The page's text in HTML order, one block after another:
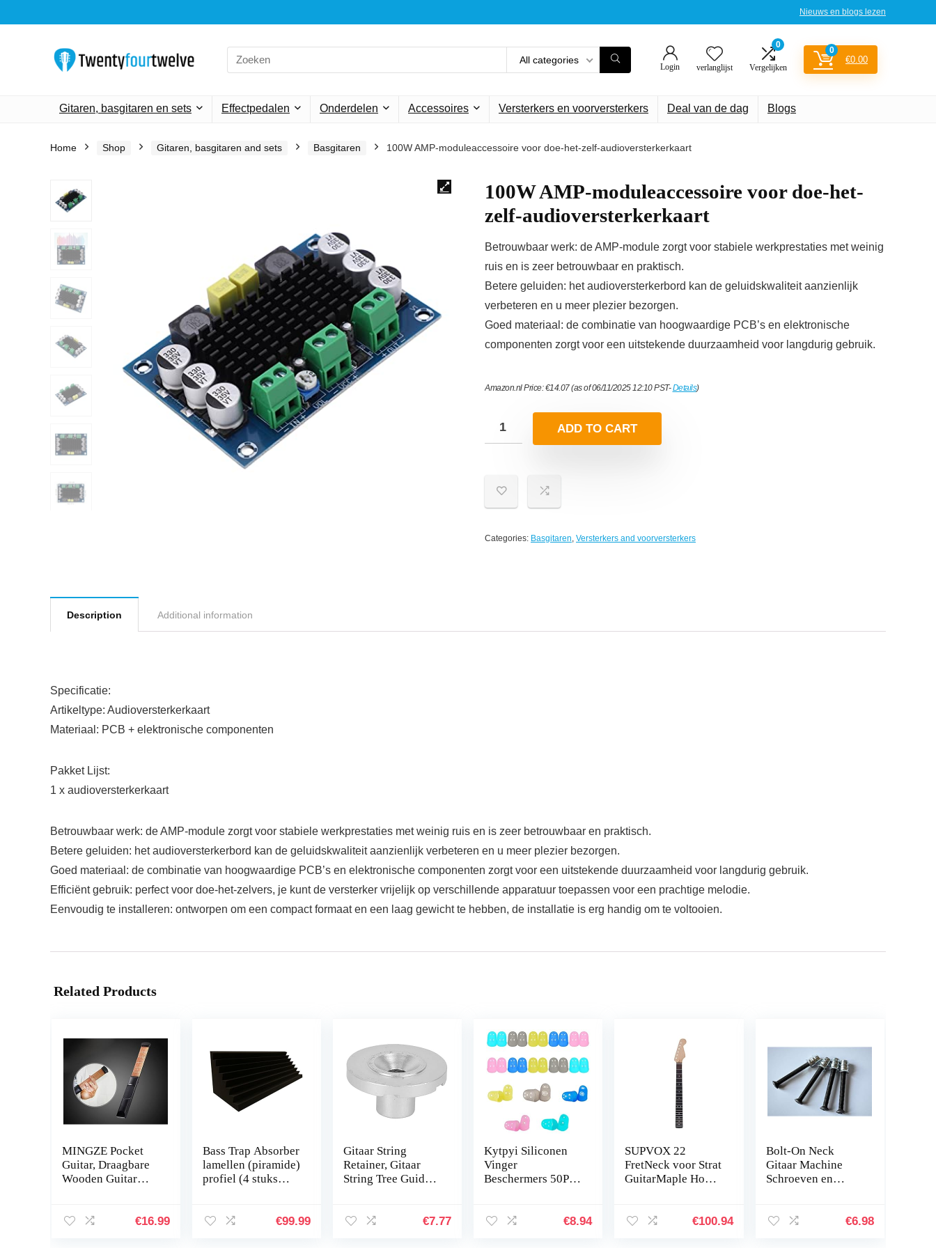
Nieuws en blogs lezen
Search
for:
All categories
Login verlanglijst
0
Vergelijken
0
€0.00
Gitaren, basgitaren en sets Effectpedalen Onderdelen Accessoires Versterkers en voorversterkers Deal van de dag Blogs
Home Shop Gitaren, basgitaren and sets Basgitaren 100W AMP-moduleaccessoire voor doe-het-zelf-audioversterkerkaart
100W AMP-moduleaccessoire voor doe-het-
zelf-audioversterkerkaart
Betrouwbaar werk: de AMP-module zorgt voor stabiele werkprestaties met weinig
ruis en is zeer betrouwbaar en praktisch.
Betere geluiden: het audioversterkerbord kan de geluidskwaliteit aanzienlijk
verbeteren en u meer plezier bezorgen.
Goed materiaal: de combinatie van hoogwaardige PCB’s en elektronische
componenten zorgt voor een uitstekende duurzaamheid voor langdurig gebruik.
Amazon.nl Price:€14.07(as of 06/11/2025 12:10 PST-Details)
ADD TO CART
Categories: Basgitaren Versterkers and voorversterkers
Description Additional information
Specificatie:
Artikeltype: Audioversterkerkaart
Materiaal: PCB + elektronische componenten
Pakket Lijst:
1 x audioversterkerkaart
Betrouwbaar werk: de AMP-module zorgt voor stabiele werkprestaties met weinig ruis en is zeer betrouwbaar en praktisch.
Betere geluiden: het audioversterkerbord kan de geluidskwaliteit aanzienlijk verbeteren en u meer plezier bezorgen.
Goed materiaal: de combinatie van hoogwaardige PCB’s en elektronische componenten zorgt voor een uitstekende duurzaamheid voor langdurig gebruik.
Efficiënt gebruik: perfect voor doe-het-zelvers, je kunt de versterker vrijelijk op verschillende apparatuur toepassen voor een prachtige melodie.
Eenvoudig te installeren: ontworpen om een ​​compact formaat en een laag gewicht te hebben, de installatie is erg handig om te voltooien.
Related Products
MINGZE Pocket
Guitar, Draagbare
Wooden Guitar
Practice Tool
€16.99
Bass Trap Absorber
lamellen (piramide)
profiel (4 stuks
€99.99
Gitaar String
Retainer, Gitaar
String Tree Guides
Basgitaar
€7.77
Kytpyi Siliconen
Vinger
Beschermers 50Pcs
Vinger Tips Gitaar
€8.94
SUPVOX 22
FretNeck voor Strat
GuitarMaple Hout
€100.94
Bolt-On Neck
Gitaar Machine
Schroeven en
(M5-40mm, Relic)
€6.98